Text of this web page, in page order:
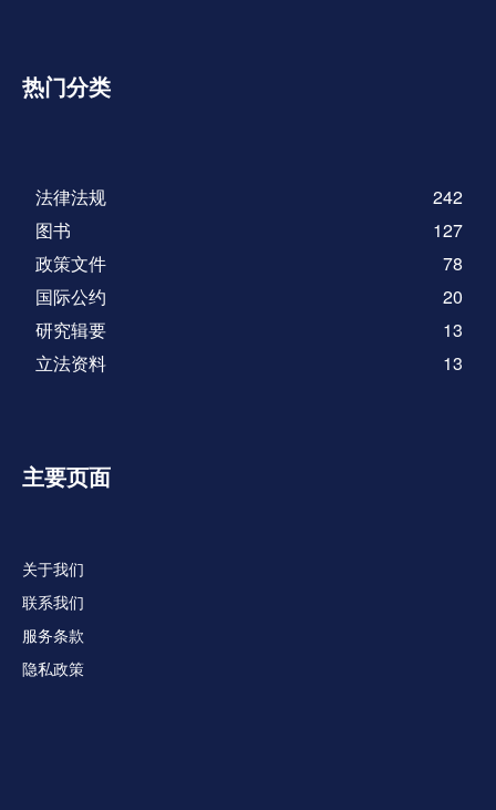
热门分类
法律法规
242
图书
127
政策文件
78
国际公约
20
研究辑要
13
立法资料
13
主要页面
关于我们
联系我们
服务条款
隐私政策